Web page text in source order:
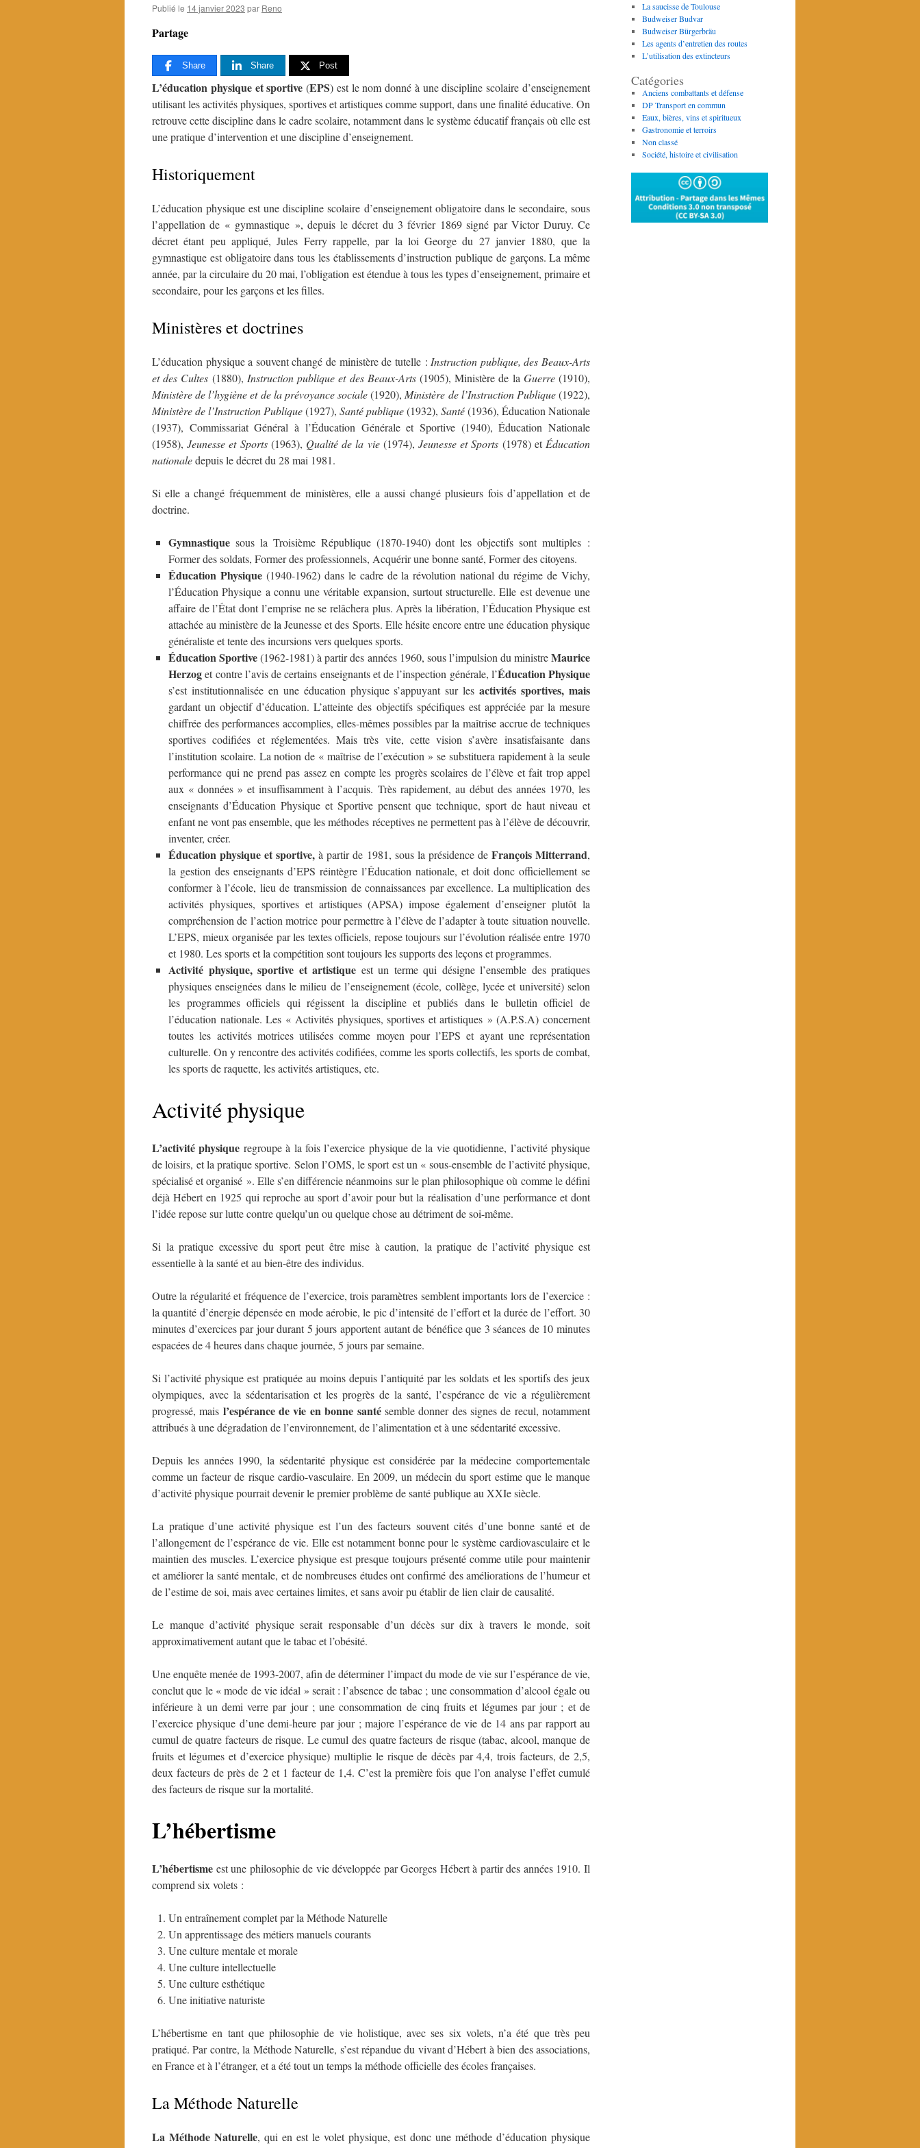
Publié le 14 janvier 2023 par Reno
Partage
Share Share Post
L’éducation physique et sportive (EPS) est le nom donné à une discipline scolaire d’enseignement
utilisant les activités physiques, sportives et artistiques comme support, dans une finalité éducative. On
retrouve cette discipline dans le cadre scolaire, notamment dans le système éducatif français où elle est
une pratique d’intervention et une discipline d’enseignement.
Historiquement
L’éducation physique est une discipline scolaire d’enseignement obligatoire dans le secondaire, sous
l’appellation de « gymnastique », depuis le décret du 3 février 1869 signé par Victor Duruy. Ce
décret étant peu appliqué, Jules Ferry rappelle, par la loi George du 27 janvier 1880, que la
gymnastique est obligatoire dans tous les établissements d’instruction publique de garçons. La même
année, par la circulaire du 20 mai, l’obligation est étendue à tous les types d’enseignement, primaire et
secondaire, pour les garçons et les filles.
Ministères et doctrines
L’éducation physique a souvent changé de ministère de tutelle : Instruction publique, des Beaux-Arts
et des Cultes (1880), Instruction publique et des Beaux-Arts(1905), Ministère de la Guerre(1910),
Ministère de l’hygiène et de la prévoyance sociale(1920), Ministère de l’Instruction Publique(1922),
Ministère de l’Instruction Publique(1927), Santé publique(1932), Santé(1936), Éducation Nationale
(1937), Commissariat Général à l’Éducation Générale et Sportive (1940), Éducation Nationale
(1958),Jeunesse et Sports(1963), Qualité de la vie(1974),Jeunesse et Sports (1978) et Éducation
nationaledepuis le décret du 28 mai 1981.
Si elle a changé fréquemment de ministères, elle a aussi changé plusieurs fois d’appellation et de
doctrine.
Gymnastique sous la Troisième République (1870-1940) dont les objectifs sont multiples :
Former des soldats, Former des professionnels, Acquérir une bonne santé, Former des citoyens.
Éducation Physique(1940-1962) dans le cadre de la révolution national du régime de Vichy,
l’Éducation Physique a connu une véritable expansion, surtout structurelle. Elle est devenue une
affaire de l’État dont l’emprise ne se relâchera plus. Après la libération, l’Éducation Physique est
attachée au ministère de la Jeunesse et des Sports. Elle hésite encore entre une éducation physique
généraliste et tente des incursions vers quelques sports.
Éducation Sportive(1962-1981) à partir des années 1960, sous l’impulsion du ministreMaurice
Herzoget contre l’avis de certains enseignants et de l’inspection générale, l’Éducation Physique
s’est institutionnalisée en une éducation physique s’appuyant sur lesactivités sportives, mais
gardant un objectif d’éducation. L’atteinte des objectifs spécifiques est appréciée par la mesure
chiffrée des performances accomplies, elles-mêmes possibles par la maîtrise accrue de techniques
sportives codifiées et réglementées. Mais très vite, cette vision s’avère insatisfaisante dans
l’institution scolaire. La notion de « maîtrise de l’exécution » se substituera rapidement à la seule
performance qui ne prend pas assez en compte les progrès scolaires de l’élève et fait trop appel
aux « données » et insuffisamment à l’acquis. Très rapidement, au début des années 1970, les
enseignants d’Éducation Physique et Sportive pensent que technique, sport de haut niveau et
enfant ne vont pas ensemble, que les méthodes réceptives ne permettent pas à l’élève de découvrir,
inventer, créer.
Éducation physique et sportive, à partir de 1981, sous la présidence de François Mitterrand,
la gestion des enseignants d’EPS réintègre l’Éducation nationale, et doit donc officiellement se
conformer à l’école, lieu de transmission de connaissances par excellence. La multiplication des
activités physiques, sportives et artistiques (APSA) impose également d’enseigner plutôt la
compréhension de l’action motrice pour permettre à l’élève de l’adapter à toute situation nouvelle.
L’EPS, mieux organisée par les textes officiels, repose toujours sur l’évolution réalisée entre 1970
et 1980. Les sports et la compétition sont toujours les supports des leçons et programmes.
Activité physique, sportive et artistique est un terme qui désigne l’ensemble des pratiques
physiques enseignées dans le milieu de l’enseignement (école, collège, lycée et université) selon
les programmes officiels qui régissent la discipline et publiés dans le bulletin officiel de
l’éducation nationale. Les « Activités physiques, sportives et artistiques » (A.P.S.A) concernent
toutes les activités motrices utilisées comme moyen pour l’EPS et ayant une représentation
culturelle. On y rencontre des activités codifiées, comme les sports collectifs, les sports de combat,
les sports de raquette, les activités artistiques, etc.
Activité physique
L’activité physique regroupe à la fois l’exercice physique de la vie quotidienne, l’activité physique
de loisirs, et la pratique sportive. Selon l’OMS, le sport est un « sous-ensemble de l’activité physique,
spécialisé et organisé ». Elle s’en différencie néanmoins sur le plan philosophique où comme le défini
déjà Hébert en 1925 qui reproche au sport d’avoir pour but la réalisation d’une performance et dont
l’idée repose sur lutte contre quelqu’un ou quelque chose au détriment de soi-même.
Si la pratique excessive du sport peut être mise à caution, la pratique de l’activité physique est
essentielle à la santé et au bien-être des individus.
Outre la régularité et fréquence de l’exercice, trois paramètres semblent importants lors de l’exercice :
la quantité d’énergie dépensée en mode aérobie, le pic d’intensité de l’effort et la durée de l’effort. 30
minutes d’exercices par jour durant 5 jours apportent autant de bénéfice que 3 séances de 10 minutes
espacées de 4 heures dans chaque journée, 5 jours par semaine.
Si l’activité physique est pratiquée au moins depuis l’antiquité par les soldats et les sportifs des jeux
olympiques, avec la sédentarisation et les progrès de la santé, l’espérance de vie a régulièrement
progressé, mais l’espérance de vie en bonne santésemble donner des signes de recul, notamment
attribués à une dégradation de l’environnement, de l’alimentation et à une sédentarité excessive.
Depuis les années 1990, la sédentarité physique est considérée par la médecine comportementale
comme un facteur de risque cardio-vasculaire. En 2009, un médecin du sport estime que le manque
d’activité physique pourrait devenir le premier problème de santé publique au XXIe siècle.
La pratique d’une activité physique est l’un des facteurs souvent cités d’une bonne santé et de
l’allongement de l’espérance de vie. Elle est notamment bonne pour le système cardiovasculaire et le
maintien des muscles. L’exercice physique est presque toujours présenté comme utile pour maintenir
et améliorer la santé mentale, et de nombreuses études ont confirmé des améliorations de l’humeur et
de l’estime de soi, mais avec certaines limites, et sans avoir pu établir de lien clair de causalité.
Le manque d’activité physique serait responsable d’un décès sur dix à travers le monde, soit
approximativement autant que le tabac et l’obésité.
Une enquête menée de 1993-2007, afin de déterminer l’impact du mode de vie sur l’espérance de vie,
conclut que le « mode de vie idéal » serait : l’absence de tabac ; une consommation d’alcool égale ou
inférieure à un demi verre par jour ; une consommation de cinq fruits et légumes par jour ; et de
l’exercice physique d’une demi-heure par jour ; majore l’espérance de vie de 14 ans par rapport au
cumul de quatre facteurs de risque. Le cumul des quatre facteurs de risque (tabac, alcool, manque de
fruits et légumes et d’exercice physique) multiplie le risque de décès par 4,4, trois facteurs, de 2,5,
deux facteurs de près de 2 et 1 facteur de 1,4. C’est la première fois que l’on analyse l’effet cumulé
des facteurs de risque sur la mortalité.
L’hébertisme
L’hébertisme est une philosophie de vie développée par Georges Hébert à partir des années 1910. Il
comprend six volets :
Un entraînement complet par la Méthode Naturelle
Un apprentissage des métiers manuels courants
Une culture mentale et morale
Une culture intellectuelle
Une culture esthétique
Une initiative naturiste
L’hébertisme en tant que philosophie de vie holistique, avec ses six volets, n’a été que très peu
pratiqué. Par contre, la Méthode Naturelle, s’est répandue du vivant d’Hébert à bien des associations,
en France et à l’étranger, et a été tout un temps la méthode officielle des écoles françaises.
La Méthode Naturelle
La Méthode Naturelle, qui en est le volet physique, est donc une méthode d’éducation physique
La saucisse de Toulouse
Budweiser Budvar
Budweiser Bürgerbräu
Les agents d’entretien des routes
L’utilisation des extincteurs
Catégories
Anciens combattants et défense
DP Transport en commun
Eaux, bières, vins et spiritueux
Gastronomie et terroirs
Non classé
Société, histoire et civilisation